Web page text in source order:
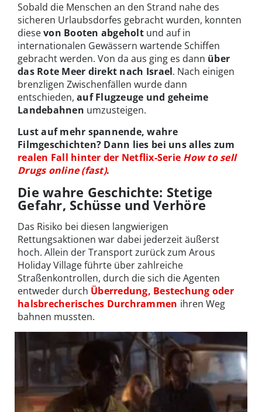
Sobald die Menschen an den Strand nahe des
sicheren Urlaubsdorfes gebracht wurden, konnten
diesevon Booten abgeholtund auf in
internationalen Gewässern wartende Schiffen
gebracht werden. Von da aus ging es dann über
das Rote Meer direkt nach Israel. Nach einigen
brenzligen Zwischenfällen wurde dann
entschieden, auf Flugzeuge und geheime
Landebahnen umzusteigen.
Lust auf mehr spannende, wahre
Filmgeschichten? Dann lies bei uns alles zum
realen Fall hinter der Netflix-Serie How to sell
Drugs online (fast).
Die wahre Geschichte: Stetige
Gefahr, Schüsse und Verhöre
Das Risiko bei diesen langwierigen
Rettungsaktionen war dabei jederzeit äußerst
hoch. Allein der Transport zurück zum Arous
Holiday Village führte über zahlreiche
Straßenkontrollen, durch die sich die Agenten
entweder durch Überredung, Bestechung oder
halsbrecherisches Durchrammen ihren Weg
bahnen mussten.